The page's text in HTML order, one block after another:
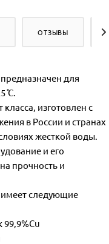
ОТЗЫВЫ
для
̊С.
изготовлен с
в России и странах
жесткой воды.
и его
прочность и
имеет следующие